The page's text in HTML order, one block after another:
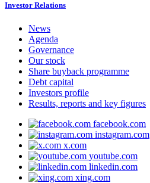
Investor Relations
News
Agenda
Governance
Our stock
Share buyback programme
Debt capital
Investors profile
Results, reports and key figures
facebook.com
instagram.com
x.com
youtube.com
linkedin.com
xing.com